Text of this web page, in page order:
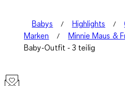
Babys Highlights
Marken
Minnie Maus &
Baby-Outfit - 3 teilig